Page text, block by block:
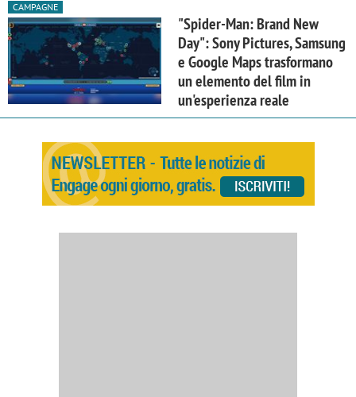
CAMPAGNE
"Spider-Man: Brand New
Day": Sony Pictures, Samsung
e Google Maps trasformano
un elemento del film in
un'esperienza reale